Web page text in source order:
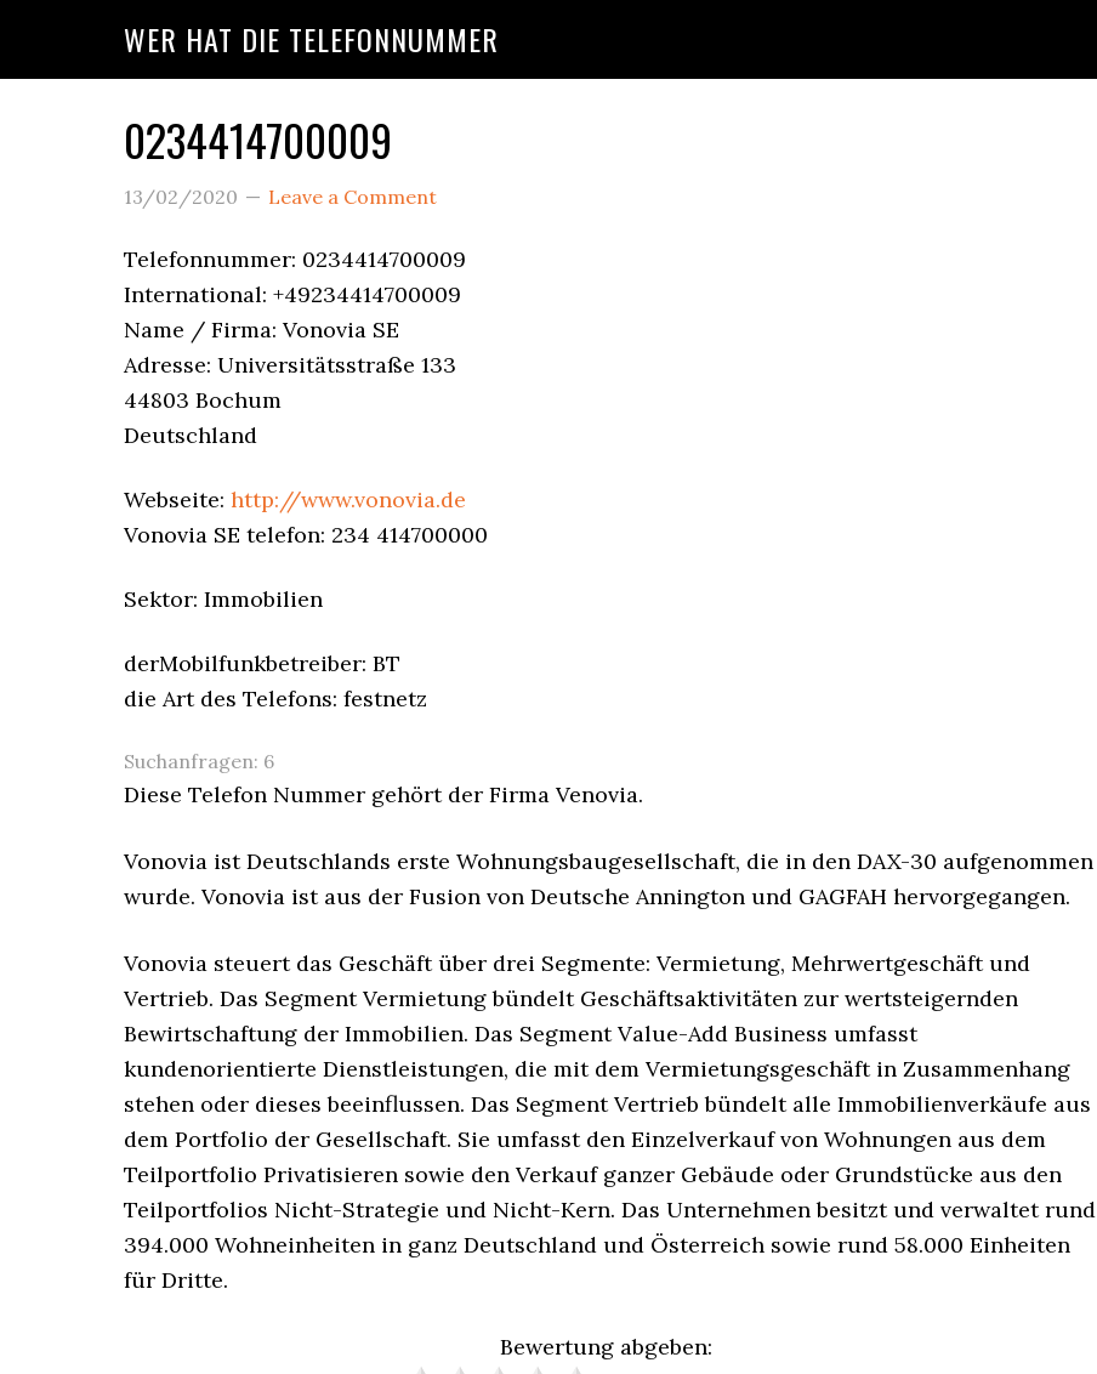
WER HAT DIE TELEFONNUMMER
Wer
Ruft
An?
0234414700009
13/02/2020 Leave a Comment
Telefonnummer: 0234414700009
International: +49234414700009
Name / Firma: Vonovia SE
Adresse: Universitätsstraße 133
44803 Bochum
Deutschland
Webseite: http://www.vonovia.de
Vonovia SE telefon: 234 414700000
Sektor: Immobilien
derMobilfunkbetreiber: BT
die Art des Telefons: festnetz
Suchanfragen: 6
Diese Telefon Nummer gehört der Firma Venovia.
Vonovia ist Deutschlands erste Wohnungsbaugesellschaft, die in den DAX-30 aufgenommen
wurde. Vonovia ist aus der Fusion von Deutsche Annington und GAGFAH hervorgegangen.
Vonovia steuert das Geschäft über drei Segmente: Vermietung, Mehrwertgeschäft und
Vertrieb. Das Segment Vermietung bündelt Geschäftsaktivitäten zur wertsteigernden
Bewirtschaftung der Immobilien. Das Segment Value-Add Business umfasst
kundenorientierte Dienstleistungen, die mit dem Vermietungsgeschäft in Zusammenhang
stehen oder dieses beeinflussen. Das Segment Vertrieb bündelt alle Immobilienverkäufe aus
dem Portfolio der Gesellschaft. Sie umfasst den Einzelverkauf von Wohnungen aus dem
Teilportfolio Privatisieren sowie den Verkauf ganzer Gebäude oder Grundstücke aus den
Teilportfolios Nicht-Strategie und Nicht-Kern. Das Unternehmen besitzt und verwaltet rund
394.000 Wohneinheiten in ganz Deutschland und Österreich sowie rund 58.000 Einheiten
für Dritte.
Bewertung abgeben: